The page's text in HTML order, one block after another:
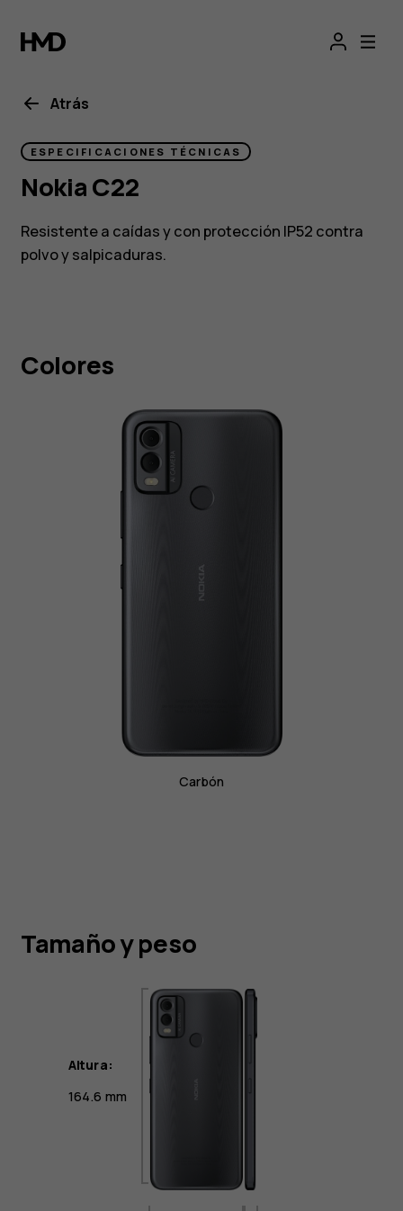
Smartphone
Nokia
C22
Atrás
ESPECIFICACIONES TÉCNICAS
Nokia C22
Resistente a caídas y con protección IP52 contra
polvo y salpicaduras.
Colores
Carbón
Tamaño y peso
Altura:
164.6 mm